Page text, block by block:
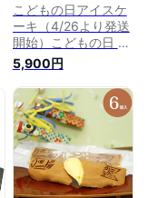
こどもの日アイスケ
ーキ（4/26より発送
開始）こどもの日 送
料無料 5号 チョコ 子
供 こども 端午の節
句 兜人形 初節句 記
念日 アイスケーキ
ケーキ アイスクリー
ム アイスジェラート
スイーツ 大人 子供
ギフト プレゼント
お取り寄せ
5,900円